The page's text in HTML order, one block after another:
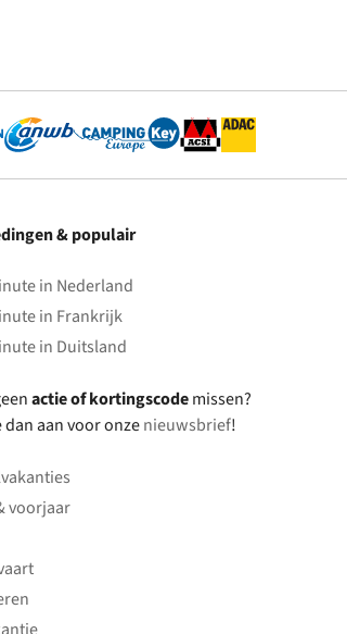
& populair
in Nederland
in Frankrijk
in Duitsland
actie of kortingscodemissen?
dan aan voor onzenieuwsbrief!
voorjaar